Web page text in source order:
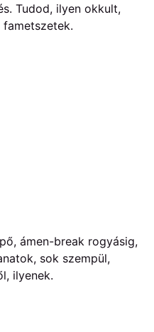
Tudod, ilyen okkult,
ámen-break rogyásig,
sok szempül,
ilyenek.